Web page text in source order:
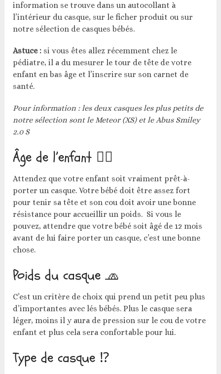
information se trouve dans un autocollant à
l’intérieur du casque, sur le ficher produit ou sur
notre sélection de casques bébés.
Astuce : si vous êtes allez récemment chez le
pédiatre, il a du mesurer le tour de tête de votre
enfant en bas âge et l’inscrire sur son carnet de
santé.
Pour information : les deux casques les plus petits de
notre sélection sont le Meteor (XS) et le Abus Smiley
2.0 S
Âge de l’enfant 🧍‍♂️
Attendez que votre enfant soit vraiment prêt-à-
porter un casque. Votre bébé doit être assez fort
pour tenir sa tête et son cou doit avoir une bonne
résistance pour accueillir un poids. Si vous le
pouvez, attendre que votre bébé soit âgé de 12 mois
avant de lui faire porter un casque, c’est une bonne
chose.
Poids du casque 🧢
C’est un critère de choix qui prend un petit peu plus
d’importantes avec lés bébés. Plus le casque sera
léger, moins il y aura de pression sur le cou de votre
enfant et plus cela sera confortable pour lui.
Type de casque ⁉